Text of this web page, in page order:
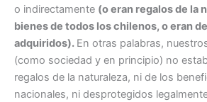
o indirectamente (o eran regalos de la
bienes de todos los chilenos, o eran
adquiridos). En otras palabras,
(como sociedad y en principio) no
regalos de la naturaleza, ni de los
nacionales, ni desprotegidos